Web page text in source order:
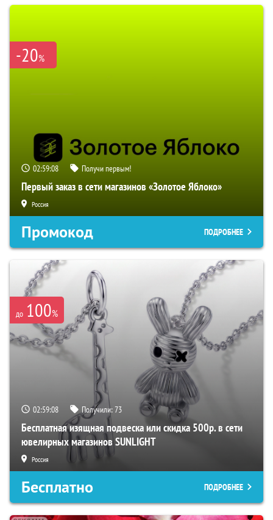
-20%
02:59:07 Получи первым!
Первый заказ в сети магазинов «Золотое Яблоко»
Россия
Промокод ПОДРОБНЕЕ
до 100%
02:59:07 Получили:73
Бесплатная изящная подвеска или скидка 500р. в сети
ювелирных магазинов SUNLIGHT
Россия
Бесплатно ПОДРОБНЕЕ